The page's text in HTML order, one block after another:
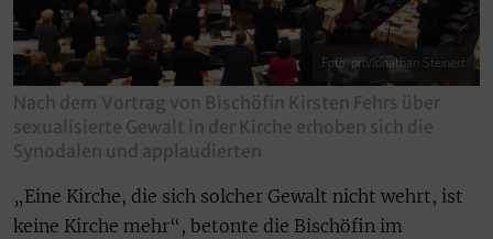
Foto: pro/Jonathan Steinert
Nach dem Vortrag von Bischöfin Kirsten Fehrs über
sexualisierte Gewalt in der Kirche erhoben sich die
Synodalen und applaudierten
„Eine Kirche, die sich solcher Gewalt nicht wehrt, ist
keine Kirche mehr“, betonte die Bischöfin im